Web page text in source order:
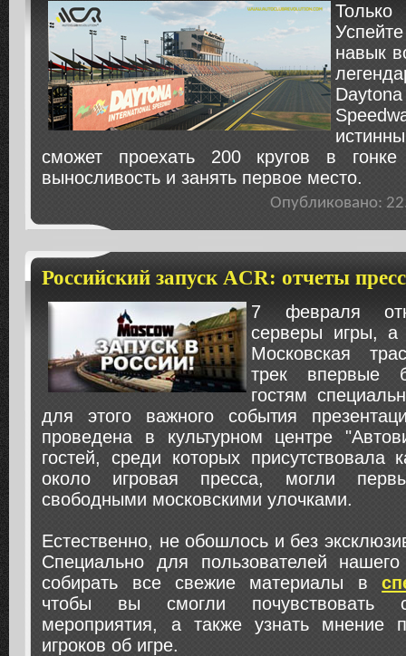
навык
сможет проехать 200 кругов в
выносливость и занять первое место.
Опубликовано:
Российский запуск ACR: отчеты
7 февраля
серверы игры,
Московская
трек впервые
гостям
для этого важного события
проведена в культурном центре
гостей, среди которых присутствовала
около игровая пресса, могли
свободными московскими улочками.
Естественно, не обошлось и без
Специально для пользователей
собирать все свежие материалы в
чтобы вы смогли почувствовать
мероприятия, а также узнать мнение
игроков об игре.